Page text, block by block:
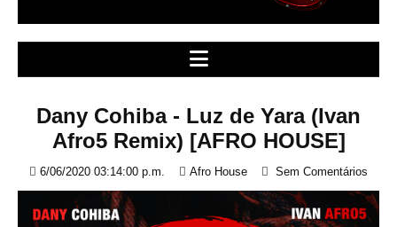
n
t
Dany Cohiba - Luz de Yara (Ivan
Afro5 Remix) [AFRO HOUSE]
6/06/2020 03:14:00 p.m. Afro House Sem Comentários